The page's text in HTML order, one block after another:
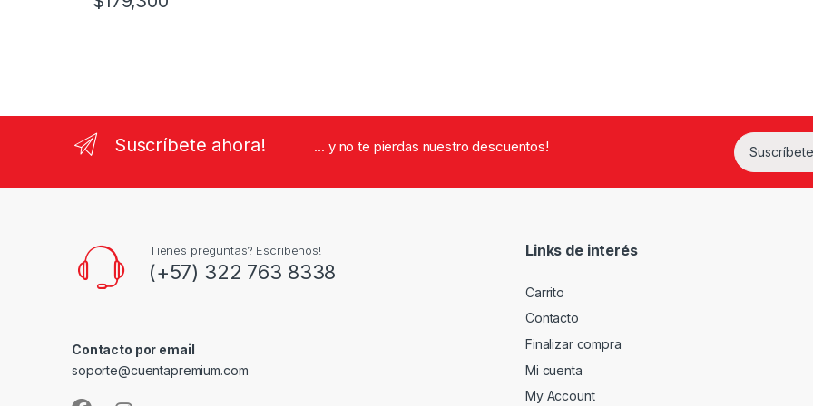
Suscríbete ahora! ... y no te pierdas nuestro descuentos!
Tienes preguntas? Escribenos!
(+57) 322 763 8338
Contacto por email
soporte@cuentapremium.com
Links de interés
Carrito
Contacto
Finalizar compra
Mi cuenta
My Account